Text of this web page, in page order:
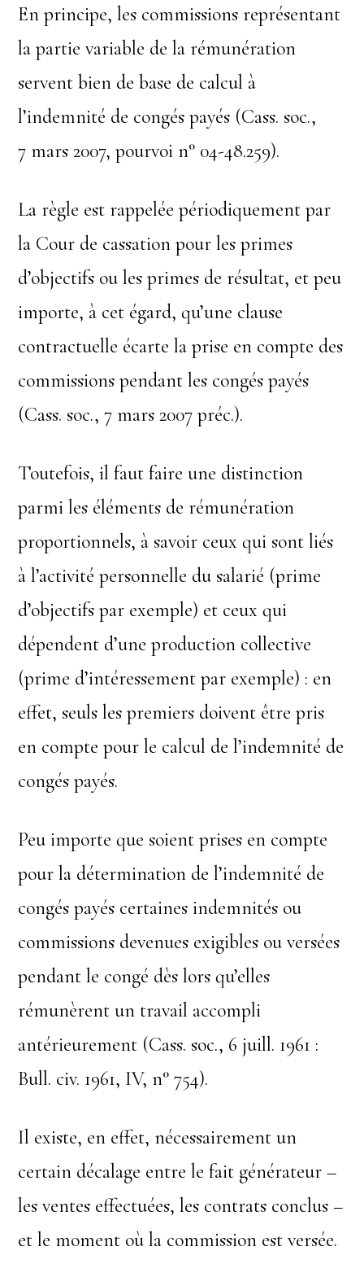
En principe, les commissions représentant
la partie variable de la rémunération
servent bien de base de calcul à
l’indemnité de congés payés (Cass. soc.,
7 mars 2007, pourvoi n° 04-48.259).
La règle est rappelée périodiquement par
la Cour de cassation pour les primes
d’objectifs ou les primes de résultat, et peu
importe, à cet égard, qu’une clause
contractuelle écarte la prise en compte des
commissions pendant les congés payés
(Cass. soc., 7 mars 2007 préc.).
Toutefois, il faut faire une distinction
parmi les éléments de rémunération
proportionnels, à savoir ceux qui sont liés
à l’activité personnelle du salarié (prime
d’objectifs par exemple) et ceux qui
dépendent d’une production collective
(prime d’intéressement par exemple) : en
effet, seuls les premiers doivent être pris
en compte pour le calcul de l’indemnité de
congés payés.
Peu importe que soient prises en compte
pour la détermination de l’indemnité de
congés payés certaines indemnités ou
commissions devenues exigibles ou versées
pendant le congé dès lors qu’elles
rémunèrent un travail accompli
antérieurement (Cass. soc., 6 juill. 1961 :
Bull. civ. 1961, IV, n° 754).
Il existe, en effet, nécessairement un
certain décalage entre le fait générateur –
les ventes effectuées, les contrats conclus –
et le moment où la commission est versée.